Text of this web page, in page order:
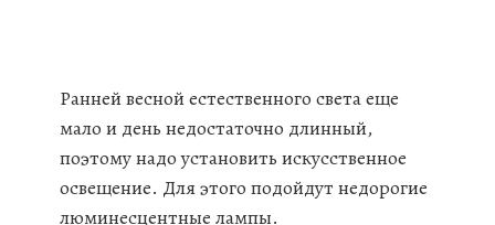
Ранней весной естественного света еще
мало и день недостаточно длинный,
поэтому надо установить искусственное
освещение. Для этого подойдут недорогие
люминесцентные лампы.